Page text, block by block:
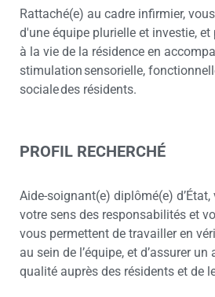
Rattaché(e) au cadre infirmier,
d'une équipe plurielle et investie,
à la vie de la résidence en
stimulation sensorielle,
sociale des résidents.
PROFIL RECHERCHÉ
Aide-soignant(e) diplômé(e)
votre sens des responsabilités et
vous permettent de travailler en
au sein de l’équipe, et d’assurer
qualité auprès des résidents et de